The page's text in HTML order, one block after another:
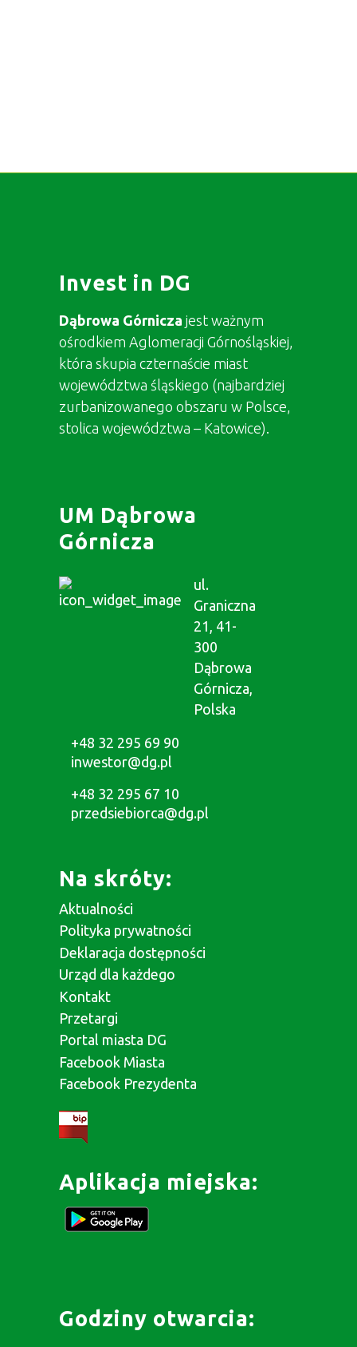
Invest in DG
Dąbrowa Górnicza jest ważnym
ośrodkiem Aglomeracji Górnośląskiej,
która skupia czternaście miast
województwa śląskiego (najbardziej
zurbanizowanego obszaru w Polsce,
stolica województwa – Katowice).
UM Dąbrowa
Górnicza
ul.
Graniczna
21, 41-
300
Dąbrowa
Górnicza,
Polska
+48 32 295 69 90
inwestor@dg.pl
+48 32 295 67 10
przedsiebiorca@dg.pl
Na skróty:
Aktualności
Polityka prywatności
Deklaracja dostępności
Urząd dla każdego
Kontakt
Przetargi
Portal miasta DG
Facebook Miasta
Facebook Prezydenta
Aplikacja miejska:
Godziny otwarcia: